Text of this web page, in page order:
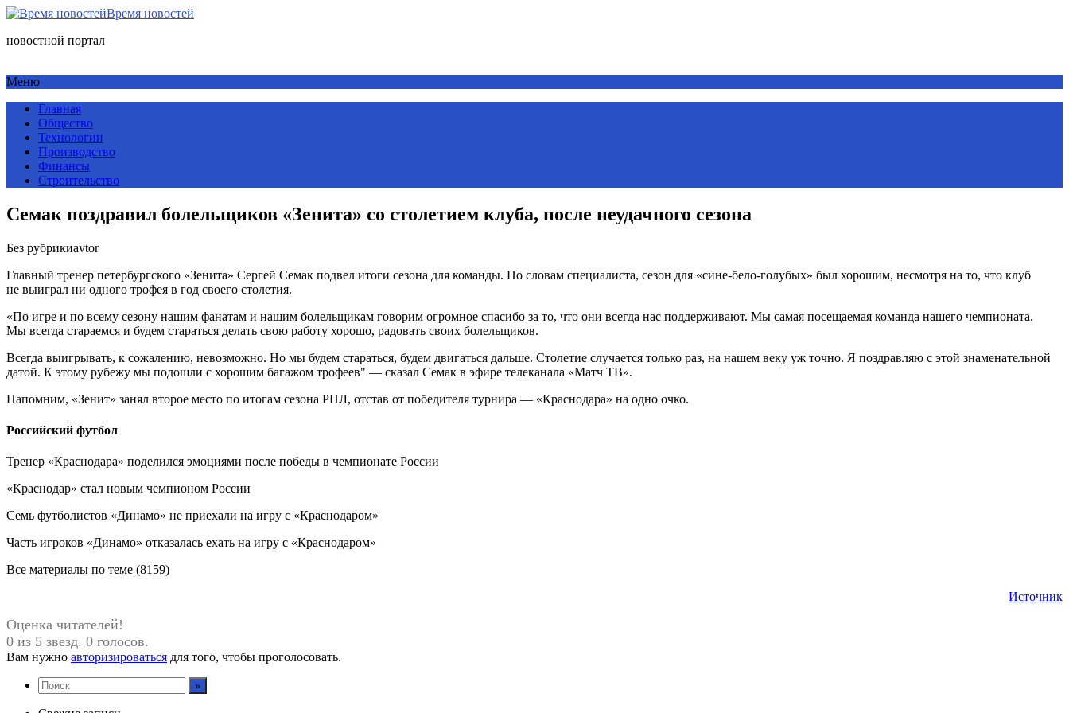
Время новостей
новостной портал
Меню
Главная
Общество
Технологии
Производство
Финансы
Строительство
Семак поздравил болельщиков «Зенита» со столетием клуба, после неудачного сезона
Без рубрикиavtor
Главный тренер петербургского «Зенита» Сергей Семак подвел итоги сезона для команды. По словам специалиста, сезон для «сине-бело-голубых» был хорошим, несмотря на то, что клуб
не выиграл ни одного трофея в год своего столетия.
«По игре и по всему сезону нашим фанатам и нашим болельщикам говорим огромное спасибо за то, что они всегда нас поддерживают. Мы самая посещаемая команда нашего чемпионата.
Мы всегда стараемся и будем стараться делать свою работу хорошо, радовать своих болельщиков.
Всегда выигрывать, к сожалению, невозможно. Но мы будем стараться, будем двигаться дальше. Столетие случается только раз, на нашем веку уж точно. Я поздравляю с этой знаменательной
датой. К этому рубежу мы подошли с хорошим багажом трофеев" — сказал Семак в эфире телеканала «Матч ТВ».
Напомним, «Зенит» занял второе место по итогам сезона РПЛ, отстав от победителя турнира — «Краснодара» на одно очко.
Российский футбол
Тренер «Краснодара» поделился эмоциями после победы в чемпионате России
«Краснодар» стал новым чемпионом России
Семь футболистов «Динамо» не приехали на игру с «Краснодаром»
Часть игроков «Динамо» отказалась ехать на игру с «Краснодаром»
Все материалы по теме (8159)
Источник
Оценка читателей!
0 из 5 звезд. 0 голосов.
Вам нужно авторизироваться для того, чтобы проголосовать.